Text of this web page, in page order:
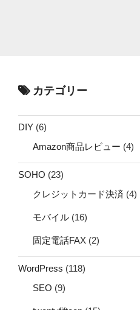
カテゴリー
DIY (6)
Amazon商品レビュー (4)
SOHO (23)
クレジットカード決済 (4)
モバイル (16)
固定電話FAX (2)
WordPress (118)
SEO (9)